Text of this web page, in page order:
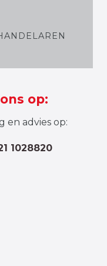
op:
en advies op:
1028820